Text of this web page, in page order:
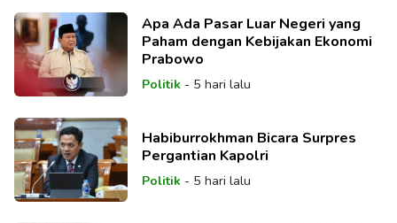
Apa Ada Pasar Luar Negeri yang
Paham dengan Kebijakan Ekonomi
Prabowo
Politik- 5 hari lalu
Habiburrokhman Bicara Surpres
Pergantian Kapolri
Politik- 5 hari lalu